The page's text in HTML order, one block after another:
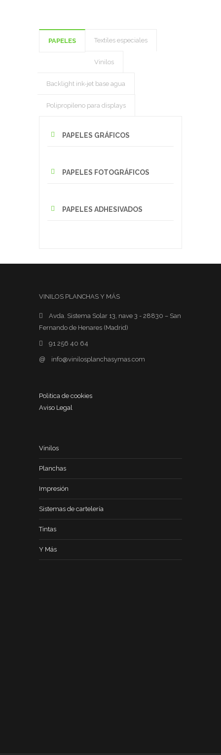
PAPELES Textiles especiales
Vinilos
Backlight ink-jet base agua
Polipropileno para displays
PAPELES GRÁFICOS
PAPELES FOTOGRÁFICOS
PAPELES ADHESIVADOS
VINILOS PLANCHAS Y MÁS
Avda. Sistema Solar 13, nave 3 - 28830 – San
Fernando de Henares (Madrid)
91 256 40 64
@ info@vinilosplanchasymas.com
Politica de cookies
Aviso Legal
Vinilos
Planchas
Impresión
Sistemas de cartelería
Tintas
Y Más